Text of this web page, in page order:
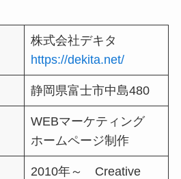
株式会社デキタ
https://dekita.net/
静岡県富士市中島480
WEBマーケティング
ホームページ制作
2010年～ Creative